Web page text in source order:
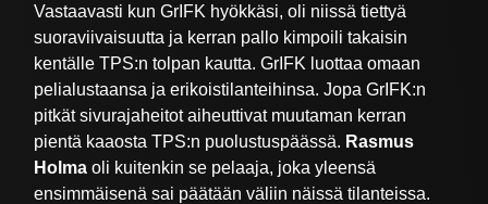
Vastaavasti kun GrIFK hyökkäsi, oli niissä tiettyä
suoraviivaisuutta ja kerran pallo kimpoili takaisin
kentälle TPS:n tolpan kautta. GrIFK luottaa omaan
pelialustaansa ja erikoistilanteihinsa. Jopa GrIFK:n
pitkät sivurajaheitot aiheuttivat muutaman kerran
pientä kaaosta TPS:n puolustuspäässä. Rasmus
Holma oli kuitenkin se pelaaja, joka yleensä
ensimmäisenä sai päätään väliin näissä tilanteissa.